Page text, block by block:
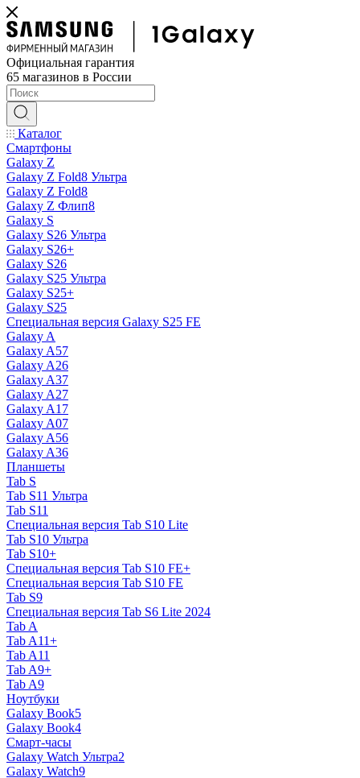
Официальная гарантия
65 магазинов в России
Каталог
Смартфоны
Galaxy Z
Galaxy Z Fold8 Ультра
Galaxy Z Fold8
Galaxy Z Флип8
Galaxy S
Galaxy S26 Ультра
Galaxy S26+
Galaxy S26
Galaxy S25 Ультра
Galaxy S25+
Galaxy S25
Специальная версия Galaxy S25 FE
Galaxy A
Galaxy A57
Galaxy A26
Galaxy A37
Galaxy A27
Galaxy A17
Galaxy A07
Galaxy A56
Galaxy A36
Планшеты
Tab S
Tab S11 Ультра
Tab S11
Специальная версия Tab S10 Lite
Tab S10 Ультра
Tab S10+
Специальная версия Tab S10 FE+
Специальная версия Tab S10 FE
Tab S9
Специальная версия Tab S6 Lite 2024
Tab A
Tab A11+
Tab A11
Tab A9+
Tab A9
Ноутбуки
Galaxy Book5
Galaxy Book4
Смарт-часы
Galaxy Watch Ультра2
Galaxy Watch9